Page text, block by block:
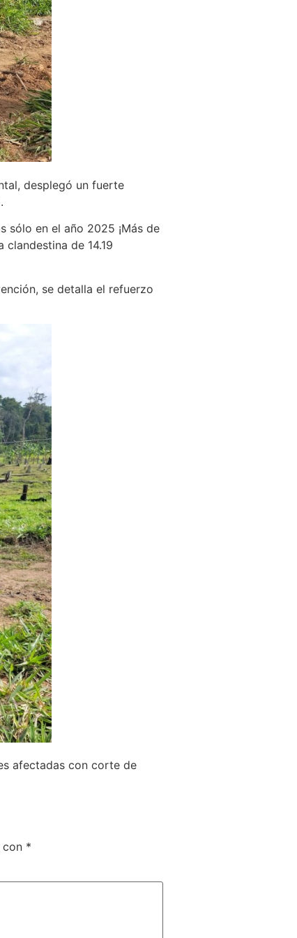
desplegó un fuerte
sólo en el año 2025 ¡Más de
de 14.19
se detalla el refuerzo
afectadas con corte de
con *